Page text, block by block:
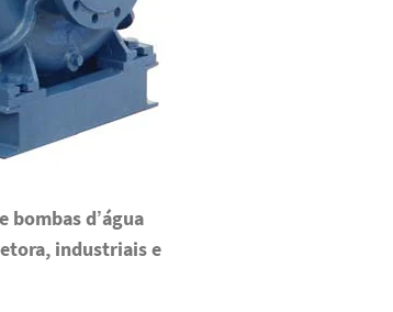
bombas d’água
industriais e